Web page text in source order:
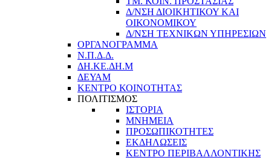
Δ/ΝΣΗ ΔΙΟΙΚΗΤΙΚΟΥ ΚΑΙ
ΟΙΚΟΝΟΜΙΚΟΥ
Δ/ΝΣΗ ΤΕΧΝΙΚΩΝ ΥΠΗΡΕΣΙΩΝ
ΟΡΓΑΝΟΓΡΑΜΜΑ
Ν.Π.Δ.Δ.
ΔΗ.ΚΕ.ΔΗ.Μ
ΔΕΥΑΜ
ΚΕΝΤΡΟ ΚΟΙΝΟΤΗΤΑΣ
ΠΟΛΙΤΙΣΜΟΣ
ΙΣΤΟΡΙΑ
ΜΝΗΜΕΙΑ
ΠΡΟΣΩΠΙΚΟΤΗΤΕΣ
ΕΚΔΗΛΩΣΕΙΣ
ΚΕΝΤΡΟ ΠΕΡΙΒΑΛΛΟΝΤΙΚΗΣ